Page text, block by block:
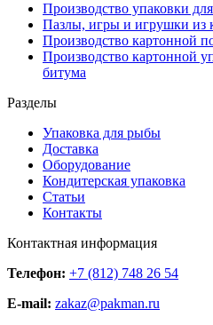
Производство упаковки
Пазлы, игры и игрушки из
Производство картонной
Производство картонной
битума
Разделы
Упаковка для рыбы
Доставка
Оборудование
Кондитерская упаковка
Статьи
Контакты
Контактная информация
Телефон: +7 (812) 748 26 54
E-mail: zakaz@pakman.ru